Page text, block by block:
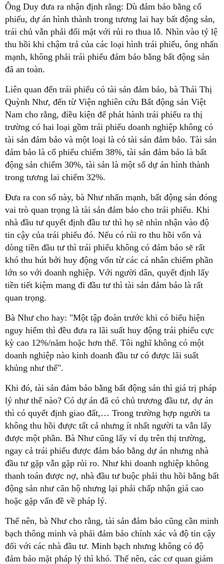
Ông Duy đưa ra nhận định rằng: Dù đảm bảo bằng cổ
phiếu, dự án hình thành trong tương lai hay bất động sản,
trái chủ vẫn phải đối mặt với rủi ro thua lỗ. Nhìn vào tỷ lệ
thu hồi khi chậm trả của các loại hình trái phiếu, ông nhấn
mạnh, không phải trái phiếu đảm bảo bằng bất động sản
đã an toàn.
Liên quan đến trái phiếu có tài sản đảm bảo, bà Thái Thị
Quỳnh Như, đến từ Viện nghiên cứu Bất động sản Việt
Nam cho rằng, điều kiện để phát hành trái phiếu ra thị
trường có hai loại gồm trái phiếu doanh nghiệp không có
tài sản đảm bảo và một loại là có tài sản đảm bảo. Tài sản
đảm bảo là cổ phiếu chiếm 38%, tài sản đảm bảo là bất
động sản chiếm 30%, tài sản là một số dự án hình thành
trong tương lai chiếm 32%.
Đưa ra con số này, bà Như nhấn mạnh, bất động sản đóng
vai trò quan trọng là tài sản đảm bảo cho trái phiếu. Khi
nhà đầu tư quyết định đầu tư thì họ sẽ nhìn nhận vào độ
tin cậy của trái phiếu đó. Nếu có rủi ro thu hồi vốn và
dòng tiền đầu tư thì trái phiếu không có đảm bảo sẽ rất
khó thu hút bởi huy động vốn từ các cá nhân chiếm phần
lớn so với doanh nghiệp. Với người dân, quyết định lấy
tiền tiết kiệm mang đi đầu tư thì tài sản đảm bảo là rất
quan trọng.
Bà Như cho hay: "Một tập đoàn trước khi có biểu hiện
nguy hiểm thì đều đưa ra lãi suất huy động trái phiếu cực
kỳ cao 12%/năm hoặc hơn thế. Tôi nghĩ không có một
doanh nghiệp nào kinh doanh đầu tư có được lãi suất
khủng như thế".
Khi đó, tài sản đảm bảo bằng bất động sản thì giá trị pháp
lý như thế nào? Có dự án đã có chủ trương đầu tư, dự án
thì có quyết định giao đất,… Trong trường hợp người ta
không thu hồi được tất cả nhưng ít nhất người ta vẫn lấy
được một phần. Bà Như cũng lấy ví dụ trên thị trường,
ngay cả trái phiếu được đảm bảo bằng dự án nhưng nhà
đầu tư gặp vẫn gặp rủi ro. Như khi doanh nghiệp không
thanh toán được nợ, nhà đầu tư buộc phải thu hồi bằng bất
động sản như căn hộ nhưng lại phải chấp nhận giá cao
hoặc gặp vấn đề về pháp lý.
Thế nên, bà Như cho rằng, tài sản đảm bảo cũng cần minh
bạch thông minh và phải đảm bảo chính xác và độ tin cậy
đối với các nhà đầu tư. Minh bạch nhưng không có độ
đảm bảo mặt pháp lý thì khó. Thế nên, các cơ quan giám